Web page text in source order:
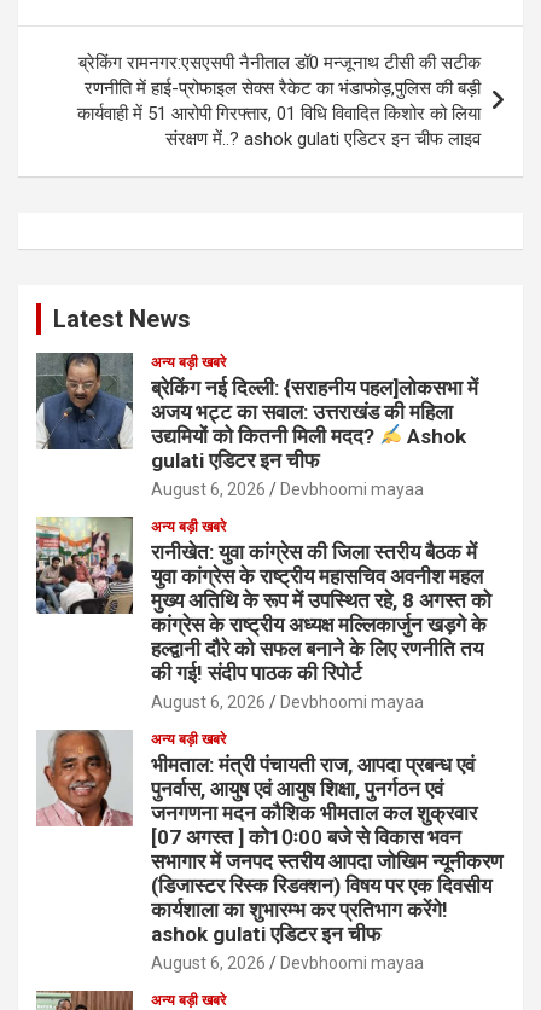
ब्रेकिंग रामनगर:एसएसपी नैनीताल डॉ0 मन्जूनाथ टीसी की सटीक
रणनीति में हाई-प्रोफाइल सेक्स रैकेट का भंडाफोड़,पुलिस की बड़ी
कार्यवाही में 51 आरोपी गिरफ्तार, 01 विधि विवादित किशोर को लिया
संरक्षण में..? ashok gulati एडिटर इन चीफ लाइव
Latest News
अन्य बड़ी खबरे
ब्रेकिंग नई दिल्ली: {सराहनीय पहल]लोकसभा में
अजय भट्ट का सवाल: उत्तराखंड की महिला
उद्यमियों को कितनी मिली मदद?
Ashok
gulati एडिटर इन चीफ
August 6, 2026 Devbhoomi mayaa
अन्य बड़ी खबरे
रानीखेत: युवा कांग्रेस की जिला स्तरीय बैठक में
युवा कांग्रेस के राष्ट्रीय महासचिव अवनीश महल
मुख्य अतिथि के रूप में उपस्थित रहे, 8 अगस्त को
कांग्रेस के राष्ट्रीय अध्यक्ष मल्लिकार्जुन खड़गे के
हल्द्वानी दौरे को सफल बनाने के लिए रणनीति तय
की गई! संदीप पाठक की रिपोर्ट
August 6, 2026 Devbhoomi mayaa
अन्य बड़ी खबरे
भीमताल: मंत्री पंचायती राज, आपदा प्रबन्ध एवं
पुनर्वास, आयुष एवं आयुष शिक्षा, पुनर्गठन एवं
जनगणना मदन कौशिक भीमताल कल शुक्रवार
[07 अगस्त ] को10ः00 बजे से विकास भवन
सभागार में जनपद स्तरीय आपदा जोखिम न्यूनीकरण
(डिजास्टर रिस्क रिडक्शन) विषय पर एक दिवसीय
कार्यशाला का शुभारम्भ कर प्रतिभाग करेंगे!
ashok gulati एडिटर इन चीफ
August 6, 2026 Devbhoomi mayaa
अन्य बड़ी खबरे